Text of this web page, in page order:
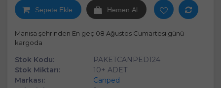
Sepete Ekle Hemen Al
Manisa şehrinden En geç 08 Ağustos Cumartesi günü
kargoda
Stok Kodu:
PAKETCANPED124
Stok Miktarı:
10+ ADET
Markası:
Canped